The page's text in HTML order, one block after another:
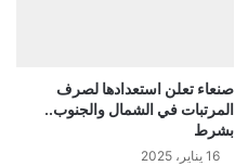
صنعاء تعلن استعدادها لصرف
المرتبات في الشمال والجنوب..
بشرط
16 يناير، 2025